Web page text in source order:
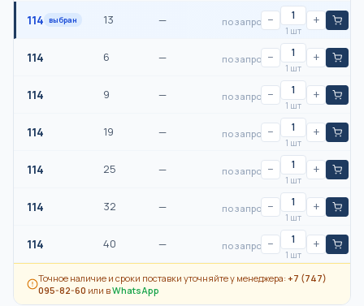
114 выбран 13 — по запросу−
1 шт
+
114 6 — по запросу−
1 шт
+
114 9 — по запросу−
1 шт
+
114 19 — по запросу−
1 шт
+
114 25 — по запросу−
1 шт
+
114 32 — по запросу−
1 шт
+
114 40 — по запросу−
1 шт
+
Точное наличие и сроки поставки уточняйте у менеджера:+7 (747)
095-82-60 или вWhatsApp